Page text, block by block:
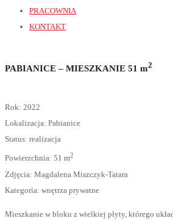
PRACOWNIA
KONTAKT
PABIANICE – MIESZKANIE 51 m2
Rok: 2022
Lokalizacja: Pabianice
Status: realizacja
Powierzchnia: 51 m2
Zdjęcia: Magdalena Miszczyk-Tatara
Kategoria: wnętrza prywatne
Mieszkanie w bloku z wielkiej płyty, którego